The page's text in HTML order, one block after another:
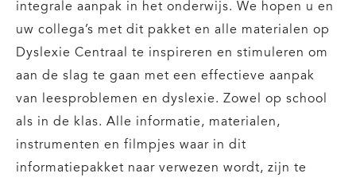
integrale aanpak in het onderwijs. We hopen u en
uw collega’s met dit pakket en alle materialen op
Dyslexie Centraal te inspireren en stimuleren om
aan de slag te gaan met een effectieve aanpak
van leesproblemen en dyslexie. Zowel op school
als in de klas. Alle informatie, materialen,
instrumenten en filmpjes waar in dit
informatiepakket naar verwezen wordt, zijn te